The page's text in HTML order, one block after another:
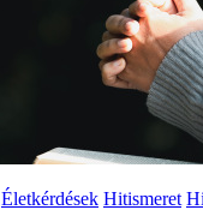
Életkérdések Hitismeret